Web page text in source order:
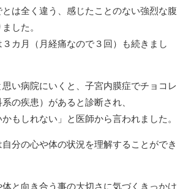
とは全く違う、感じたことのない強烈な腹
した。
カ月（月経痛なので３回）も続きまし
い病院にいくと、子宮内膜症でチョコレ
の疾患）があると診断され、
かもしれない」と医師から言われました。
分の心や体の状況を理解することができ
と向き合う事の大切さに気づくきっかけ